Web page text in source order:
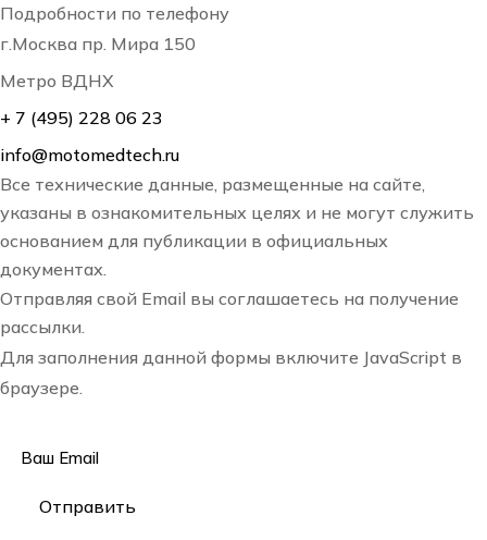
Подробности по телефону
г.Москва пр. Мира 150
Метро ВДНХ
+ 7 (495) 228 06 23
info@motomedtech.ru
Все технические данные, размещенные на сайте,
указаны в ознакомительных целях и не могут служить
основанием для публикации в официальных
документах.
Отправляя свой Email вы соглашаетесь на получение
рассылки.
Для заполнения данной формы включите JavaScript в
браузере.
Отправить